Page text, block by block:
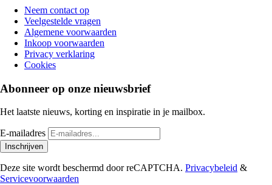
Neem contact op
Veelgestelde vragen
Algemene voorwaarden
Inkoop voorwaarden
Privacy verklaring
Cookies
Abonneer op onze nieuwsbrief
Het laatste nieuws, korting en inspiratie in je mailbox.
E-mailadres
Inschrijven
Deze site wordt beschermd door reCAPTCHA. Privacybeleid &
Servicevoorwaarden